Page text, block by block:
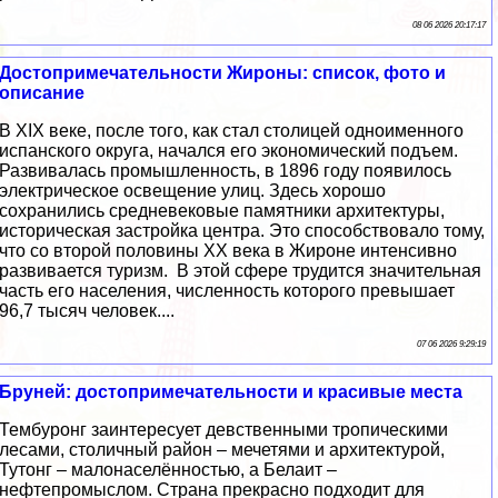
08 06 2026 20:17:17
Достопримечательности Жироны: список, фото и
описание
В XIX веке, после того, как стал столицей одноименного
испанского округа, начался его экономический подъем.
Развивалась промышленность, в 1896 году появилось
электрическое освещение улиц. Здесь хорошо
сохранились средневековые памятники архитектуры,
историческая застройка центра. Это способствовало тому,
что со второй половины XX века в Жироне интенсивно
развивается туризм. В этой сфере трудится значительная
часть его населения, численность которого превышает
96,7 тысяч человек....
07 06 2026 9:29:19
Бруней: достопримечательности и красивые места
Тембуронг заинтересует девственными тропическими
лесами, столичный район – мечетями и архитектурой,
Тутонг – малонаселённостью, а Белаит –
нефтепромыслом. Страна прекрасно подходит для